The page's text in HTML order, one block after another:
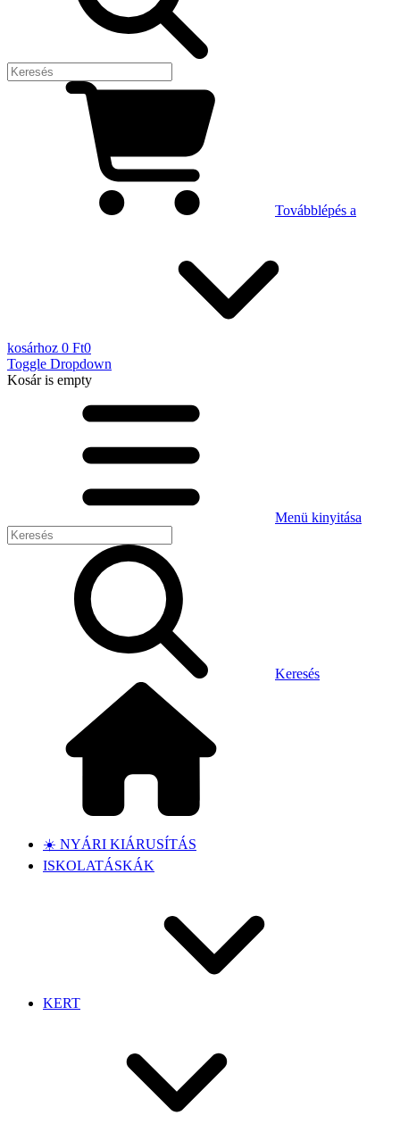
Továbblépés a
kosárhoz 0 Ft0
Toggle Dropdown
Kosáris empty
Menü kinyitása
Keresés
☀️ NYÁRI KIÁRUSÍTÁS
ISKOLATÁSKÁK
KERT